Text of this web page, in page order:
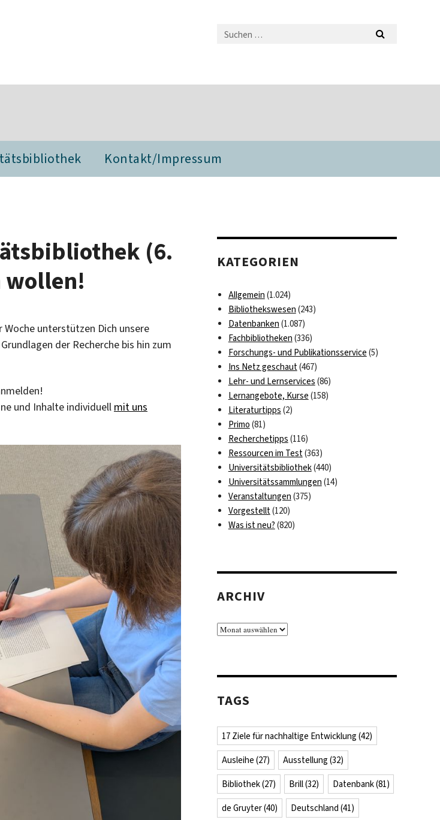
Kontakt/Impressum
(6.
wollen!
unterstützen Dich unsere
der Recherche bis hin zum
und Inhalte individuell mit uns
KATEGORIEN
Allgemein (1.024)
Bibliothekswesen (243)
Datenbanken (1.087)
Fachbibliotheken (336)
Forschungs- und Publikationsservice (5)
Ins Netz geschaut(467)
Lehr- und Lernservices (86)
Lernangebote, Kurse (158)
Literaturtipps (2)
Primo (81)
Recherchetipps (116)
Ressourcen im Test(363)
Universitätsbibliothek(440)
Universitätssammlungen (14)
Veranstaltungen (375)
Vorgestellt(120)
Was ist neu? (820)
ARCHIV
Archiv
TAGS
17 Ziele für nachhaltige Entwicklung (42)
Ausleihe (27) Ausstellung (32)
Bibliothek(27) Brill(32) Datenbank(81)
de Gruyter(40) Deutschland (41)